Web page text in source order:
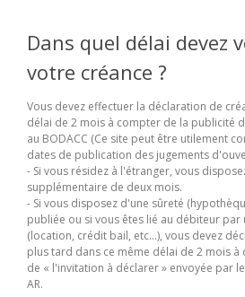
Dans quel délai devez
votre créance ?
Vous devez effectuer la déclaration de
délai de 2 mois à compter de la publicité
au BODACC (Ce site peut être utilement
dates de publication des jugements
- Si vous résidez à l'étranger, vous
supplémentaire de deux mois.
- Si vous disposez d'une sûreté
publiée ou si vous êtes lié au débiteur
(location, crédit bail, etc...), vous devez
plus tard dans ce même délai de 2 mois
de « l'invitation à déclarer » envoyée par
AR.